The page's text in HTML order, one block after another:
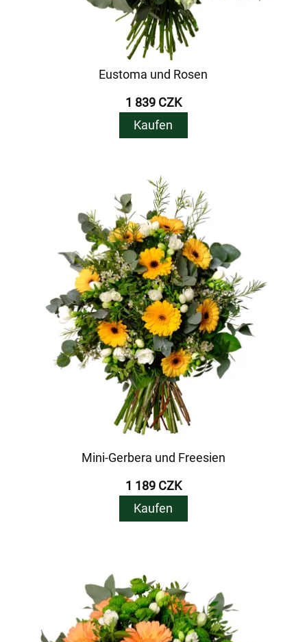
Eustoma und Rosen
1 839 CZK
Kaufen
Mini-Gerbera und Freesien
1 189 CZK
Kaufen